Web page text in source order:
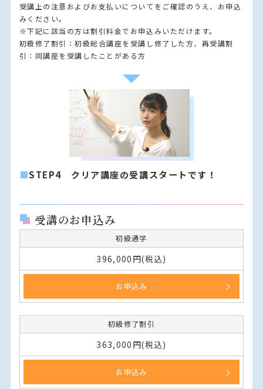
受講上の注意およびお支払いについてをご確認のうえ、お申込
みください。
※下記に該当の方は割引料金でお申込みいただけます。
初級修了割引：初級総合講座を受講し修了した方、再受講割
引：同講座を受講したことがある方
■STEP4 クリア講座の受講スタートです！
受講のお申込み
初級通学
396,000円(税込)
お申込み
初級修了割引
363,000円(税込)
お申込み